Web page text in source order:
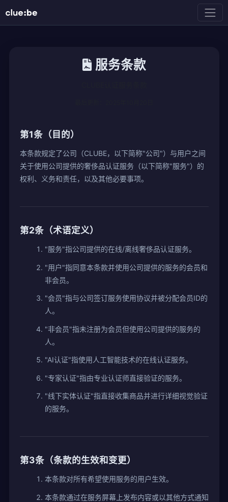
服务条款
第1条（目的）
本条款规定了公司（CLUBE，以下简称"公司"）与用户之间
关于使用公司提供的奢侈品认证服务（以下简称"服务"）的
权利、义务和责任，以及其他必要事项。
第2条（术语定义）
"服务"指公司提供的在线/离线奢侈品认证服务。
"用户"指同意本条款并使用公司提供的服务的会员和
非会员。
"会员"指与公司签订服务使用协议并被分配会员ID的
人。
"非会员"指未注册为会员但使用公司提供的服务的
人。
"AI认证"指使用人工智能技术的在线认证服务。
"专家认证"指由专业认证师直接验证的服务。
"线下实体认证"指直接收集商品并进行详细视觉验证
的服务。
第3条（条款的生效和变更）
本条款对所有希望使用服务的用户生效。
本条款通过在服务屏幕上发布内容或以其他方式通知